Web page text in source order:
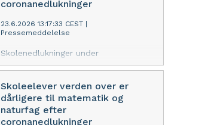
coronanedlukninger
23.6.2026 13:17:33 CEST
Pressemeddelelse
Skolenedlukninger under
coronapandemien var skyld i, at
og natur/teknik. Og læringstabet gik
mest ud over de dårligst stillede
elever. Det viser forskning fra
Skoleelever verden over er
dårligere til matematik og
naturfag efter
coronanedlukninger